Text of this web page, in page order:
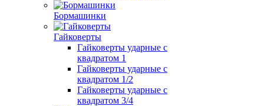
Бормашинки
Гайковерты
Гайковерты ударные с
квадратом 1
Гайковерты ударные с
квадратом 1/2
Гайковерты ударные с
квадратом 3/4